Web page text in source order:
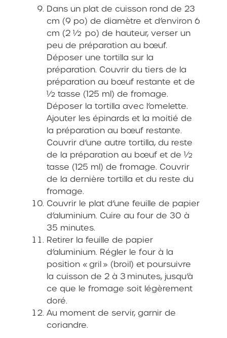
Dans un plat de cuisson rond de 23
cm (9 po) de diamètre et d’environ 6
cm (2 ½ po) de hauteur, verser un
peu de préparation au bœuf.
Déposer une tortilla sur la
préparation. Couvrir du tiers de la
préparation au bœuf restante et de
½ tasse (125 ml) de fromage.
Déposer la tortilla avec l’omelette.
Ajouter les épinards et la moitié de
la préparation au bœuf restante.
Couvrir d’une autre tortilla, du reste
de la préparation au bœuf et de ½
tasse (125 ml) de fromage. Couvrir
de la dernière tortilla et du reste du
fromage.
Couvrir le plat d’une feuille de papier
d’aluminium. Cuire au four de 30 à
35 minutes.
Retirer la feuille de papier
d’aluminium. Régler le four à la
position « gril » (broil) et poursuivre
la cuisson de 2 à 3 minutes, jusqu’à
ce que le fromage soit légèrement
doré.
Au moment de servir, garnir de
coriandre.